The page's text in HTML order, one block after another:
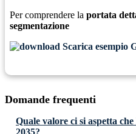
Per comprendere la portata
segmentazione
Scarica esempio
Domande frequenti
Quale valore ci si aspetta
2035?